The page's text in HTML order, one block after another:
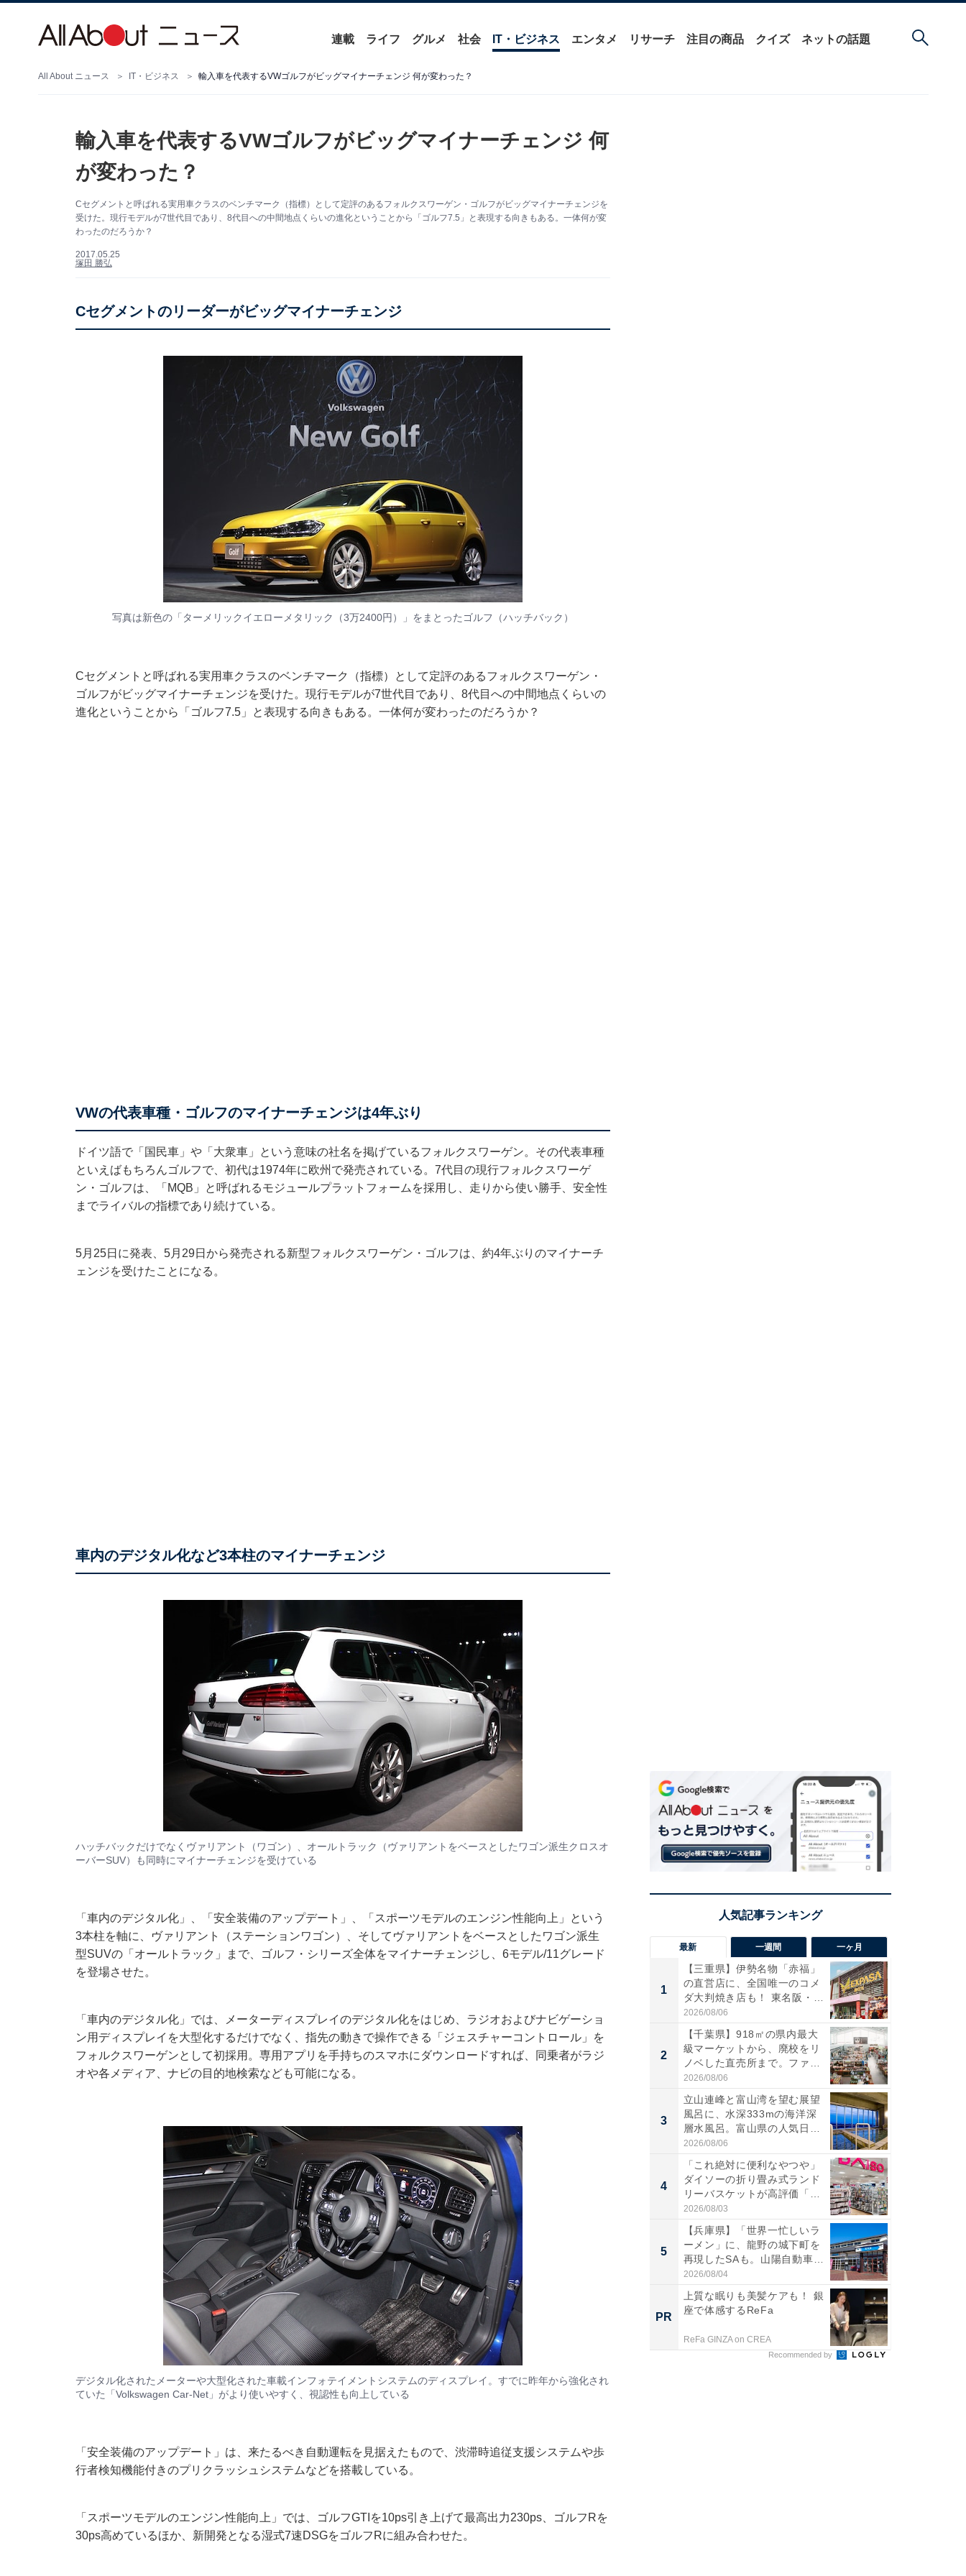
連載 ライフ グルメ 社会 IT・ビジネス エンタメ リサーチ 注目の商品 クイズ ネットの話題
All About ニュース IT・ビジネス 輸入車を代表するVWゴルフがビッグマイナーチェンジ 何が変わった？
輸入車を代表するVWゴルフがビッグマイナーチェンジ 何
が変わった？
Cセグメントと呼ばれる実用車クラスのベンチマーク（指標）として定評のあるフォルクスワーゲン・ゴルフがビッグマイナーチェンジを
受けた。現行モデルが7世代目であり、8代目への中間地点くらいの進化ということから「ゴルフ7.5」と表現する向きもある。一体何が変
わったのだろうか？
2017.05.25
塚田 勝弘
Cセグメントのリーダーがビッグマイナーチェンジ
写真は新色の「ターメリックイエローメタリック（3万2400円）」をまとったゴルフ（ハッチバック）
Cセグメントと呼ばれる実用車クラスのベンチマーク（指標）として定評のあるフォルクスワーゲン・
ゴルフがビッグマイナーチェンジを受けた。現行モデルが7世代目であり、8代目への中間地点くらいの
進化ということから「ゴルフ7.5」と表現する向きもある。一体何が変わったのだろうか？
VWの代表車種・ゴルフのマイナーチェンジは4年ぶり
ドイツ語で「国民車」や「大衆車」という意味の社名を掲げているフォルクスワーゲン。その代表車種
といえばもちろんゴルフで、初代は1974年に欧州で発売されている。7代目の現行フォルクスワーゲ
ン・ゴルフは、「MQB」と呼ばれるモジュールプラットフォームを採用し、走りから使い勝手、安全性
までライバルの指標であり続けている。
5月25日に発表、5月29日から発売される新型フォルクスワーゲン・ゴルフは、約4年ぶりのマイナーチ
ェンジを受けたことになる。
車内のデジタル化など3本柱のマイナーチェンジ
ハッチバックだけでなくヴァリアント（ワゴン）、オールトラック（ヴァリアントをベースとしたワゴン派生クロスオ
ーバーSUV）も同時にマイナーチェンジを受けている
「車内のデジタル化」、「安全装備のアップデート」、「スポーツモデルのエンジン性能向上」という
3本柱を軸に、ヴァリアント（ステーションワゴン）、そしてヴァリアントをベースとしたワゴン派生
型SUVの「オールトラック」まで、ゴルフ・シリーズ全体をマイナーチェンジし、6モデル/11グレード
を登場させた。
「車内のデジタル化」では、メーターディスプレイのデジタル化をはじめ、ラジオおよびナビゲーショ
ン用ディスプレイを大型化するだけでなく、指先の動きで操作できる「ジェスチャーコントロール」を
フォルクスワーゲンとして初採用。専用アプリを手持ちのスマホにダウンロードすれば、同乗者がラジ
オや各メディア、ナビの目的地検索なども可能になる。
デジタル化されたメーターや大型化された車載インフォテイメントシステムのディスプレイ。すでに昨年から強化され
ていた「Volkswagen Car-Net」がより使いやすく、視認性も向上している
「安全装備のアップデート」は、来たるべき自動運転を見据えたもので、渋滞時追従支援システムや歩
行者検知機能付きのプリクラッシュシステムなどを搭載している。
「スポーツモデルのエンジン性能向上」では、ゴルフGTIを10ps引き上げて最高出力230ps、ゴルフRを
30ps高めているほか、新開発となる湿式7速DSGをゴルフRに組み合わせた。
最新 一週間 一ヶ月
1
【三重県】伊勢名物「赤福」
の直営店に、全国唯一のコメ
ダ大判焼き店も！ 東名阪・
伊...
2026/08/06
2
【千葉県】918㎡の県内最大
級マーケットから、廃校をリ
ノベした直売所まで。ファ
ー...
2026/08/06
3
立山連峰と富山湾を望む展望
風呂に、水深333mの海洋深
層水風呂。富山県の人気日
帰...
2026/08/06
4
「これ絶対に便利なやつや」
ダイソーの折り畳み式ランド
リーバスケットが高評価「使
わ...
2026/08/03
5
【兵庫県】「世界一忙しいラ
ーメン」に、龍野の城下町を
再現したSAも。山陽自動車
道...
2026/08/04
PR
上質な眠りも美髪ケアも！ 銀
座で体感するReFa
ReFa GINZA on CREA
Recommended by